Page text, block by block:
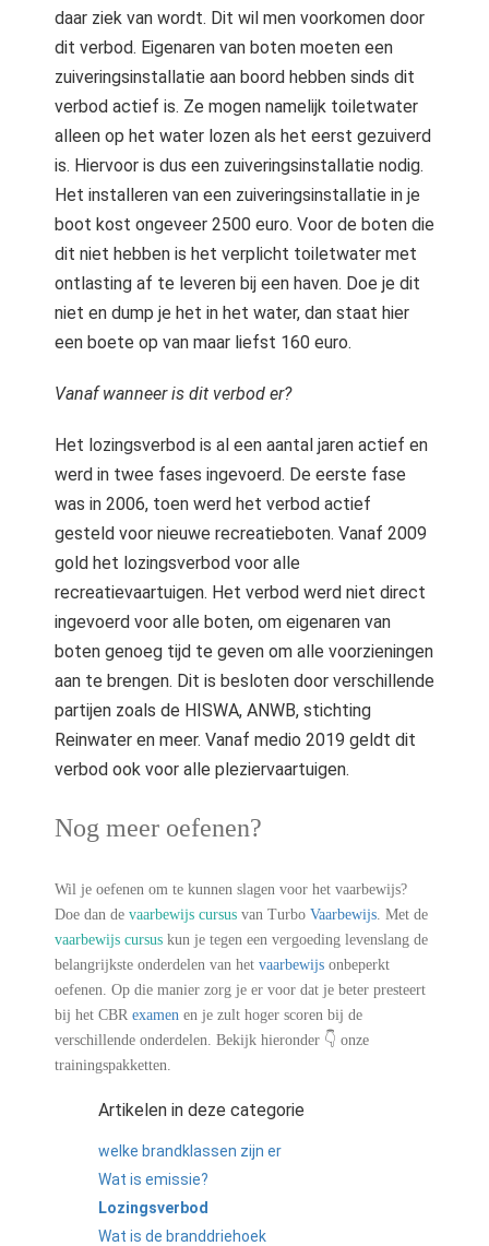
daar ziek van wordt. Dit wil men voorkomen door
dit verbod. Eigenaren van boten moeten een
zuiveringsinstallatie aan boord hebben sinds dit
verbod actief is. Ze mogen namelijk toiletwater
alleen op het water lozen als het eerst gezuiverd
is. Hiervoor is dus een zuiveringsinstallatie nodig.
Het installeren van een zuiveringsinstallatie in je
boot kost ongeveer 2500 euro. Voor de boten die
dit niet hebben is het verplicht toiletwater met
ontlasting af te leveren bij een haven. Doe je dit
niet en dump je het in het water, dan staat hier
een boete op van maar liefst 160 euro.
Vanaf wanneer is dit verbod er?
Het lozingsverbod is al een aantal jaren actief en
werd in twee fases ingevoerd. De eerste fase
was in 2006, toen werd het verbod actief
gesteld voor nieuwe recreatieboten. Vanaf 2009
gold het lozingsverbod voor alle
recreatievaartuigen. Het verbod werd niet direct
ingevoerd voor alle boten, om eigenaren van
boten genoeg tijd te geven om alle voorzieningen
aan te brengen. Dit is besloten door verschillende
partijen zoals de HISWA, ANWB, stichting
Reinwater en meer. Vanaf medio 2019 geldt dit
verbod ook voor alle pleziervaartuigen.
Nog meer oefenen?
Wil je oefenen om te kunnen slagen voor het vaarbewijs?
Doe dan de vaarbewijs cursus van Turbo Vaarbewijs . Met de
vaarbewijs cursus kun je tegen een vergoeding levenslang de
belangrijkste onderdelen van het vaarbewijs onbeperkt
oefenen. Op die manier zorg je er voor dat je beter presteert
bij het CBR examen en je zult hoger scoren bij de
verschillende onderdelen. Bekijk hieronder 👇 onze
trainingspakketten.
Artikelen in deze categorie
welke brandklassen zijn er
Wat is emissie?
Lozingsverbod
Wat is de branddriehoek